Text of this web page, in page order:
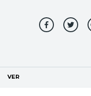
VER